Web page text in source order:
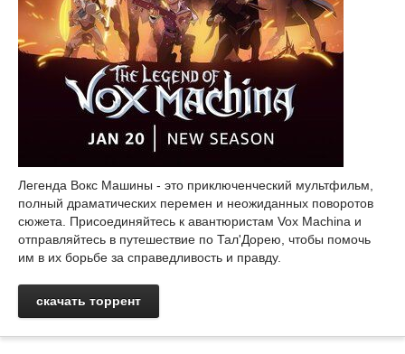
Легенда Вокс Машины - это приключенческий мультфильм,
полный драматических перемен и неожиданных поворотов
сюжета. Присоединяйтесь к авантюристам Vox Machina и
отправляйтесь в путешествие по Тал'Дорею, чтобы помочь
им в их борьбе за справедливость и правду.
скачать торрент